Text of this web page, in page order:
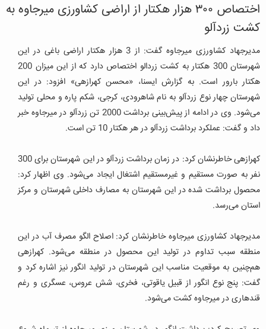
اختصاص ۳۰۰ هزار هکتار از اراضی کشاورزی میرجاوه به
کشت زردآلو
مدیرجهاد کشاورزی میرجاوه گفت: از 3 هزار هکتار اراضی باغی در این
شهرستان 300 هکتار به کشت زردالو اختصاص دارد که از این میزان 200
هکتار بارور است.به گزارش ایسنا، «محسن کهرازهی» افزود: در این
شهرستان چهار نوع زردآلو به نام شاهرودی، کرجی، شکم پاره و محلی تولید
می‌شود.
وی در ادامه از پیش‌بینی برداشت 2000 تن زردآلو در میرجاوه خبر
داد و گفت: عملکرد برداشت زردآلو در هر هکتار 10 تن است.
کهرازهی خاطرنشان کرد: در زمان برداشت زردآلو در این شهرستان برای 300
نفر به صورت مستقیم و غیرمستقیم اشتغال ایجاد می‌شود. وی اظهار کرد:
محصول برداشت شده در این شهرستان به مصارف داخلی شهرستان و مرکز
استان می‌رسد.
مدیرجهاد کشاورزی میرجاوه خاطرنشان کرد: اصلاح الگو مصرف آب در این
منطقه سبب تداوم در تولید این محصول در منطقه می‌شود. کهرازهی
هم‌چنین به موقعیت مناسب این شهرستان در تولید انگور نیز اشاره کرد و
گفت: پنج نوع انگور از قبیل یاقوتی، فخری، شش عروس، عسگری و رغم
قندهاری در میرجاوه کشت می‌شود.